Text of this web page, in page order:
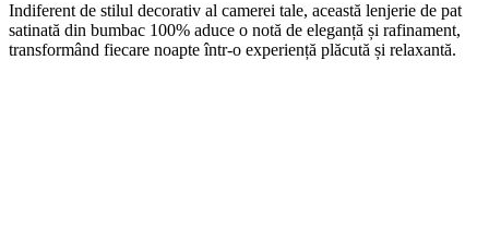
Indiferent de stilul decorativ al camerei tale, această lenjerie de pat
satinată din bumbac 100% aduce o notă de eleganță și rafinament,
transformând fiecare noapte într-o experiență plăcută și relaxantă.